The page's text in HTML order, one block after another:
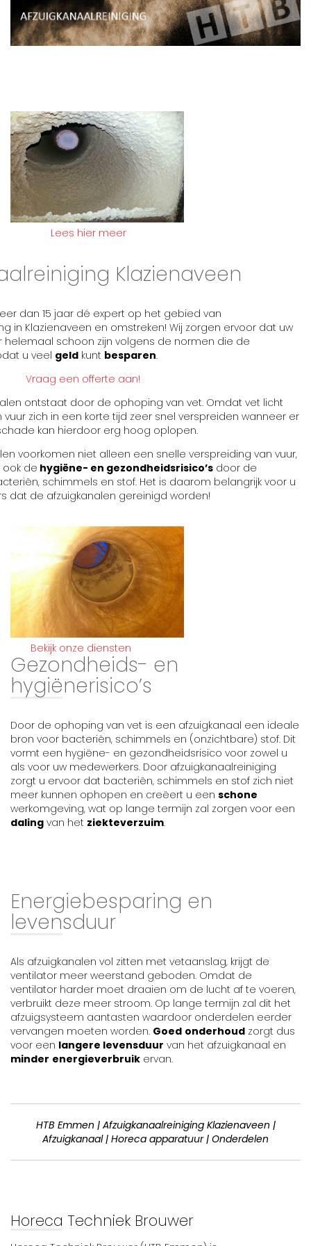
Lees hier meer
Klazienaveen
dan 15 jaar dé expert op het gebied van
in Klazienaveen en omstreken! Wij zorgen ervoor dat uw
helemaal schoon zijn volgens de normen die de
u veel geld kunt besparen.
Vraag een offerte aan!
ontstaat door de ophoping van vet. Omdat vet licht
vuur zich in een korte tijd zeer snel verspreiden wanneer er
kan hierdoor erg hoog oplopen.
voorkomen niet alleen een snelle verspreiding van vuur,
de hygiëne- en gezondheidsrisico’s door de
schimmels en stof. Het is daarom belangrijk voor u
dat de afzuigkanalen gereinigd worden!
Bekijk onze diensten
Gezondheids- en
hygiënerisico’s
Door de ophoping van vet is een afzuigkanaal een ideale
bron voor bacteriën, schimmels en (onzichtbare) stof. Dit
vormt een hygiëne- en gezondheidsrisico voor zowel u
als voor uw medewerkers. Door afzuigkanaalreiniging
zorgt u ervoor dat bacteriën, schimmels en stof zich niet
meer kunnen ophopen en creëert u een schone
werkomgeving, wat op lange termijn zal zorgen voor een
daling van het ziekteverzuim.
Energiebesparing en
levensduur
Als afzuigkanalen vol zitten met vetaanslag, krijgt de
ventilator meer weerstand geboden. Omdat de
ventilator harder moet draaien om de lucht af te voeren,
verbruikt deze meer stroom. Op lange termijn zal dit het
afzuigsysteem aantasten waardoor onderdelen eerder
vervangen moeten worden. Goed onderhoud zorgt dus
voor een langere levensduur van het afzuigkanaal en
minder energieverbruik ervan.
HTB Emmen | Afzuigkanaalreiniging Klazienaveen |
Afzuigkanaal | Horeca apparatuur | Onderdelen
Horeca Techniek Brouwer